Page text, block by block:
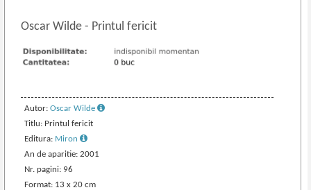
Oscar Wilde- Printul fericit
Autor:Oscar Wilde
Titlu: Printul fericit
Editura: Miron
An de aparitie: 2001
Nr. pagini: 96
Format: 13 x 20 cm